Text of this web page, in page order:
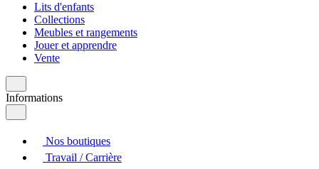
Lits d'enfants
Collections
Meubles et rangements
Jouer et apprendre
Vente
Informations
Nos boutiques
Travail / Carrière